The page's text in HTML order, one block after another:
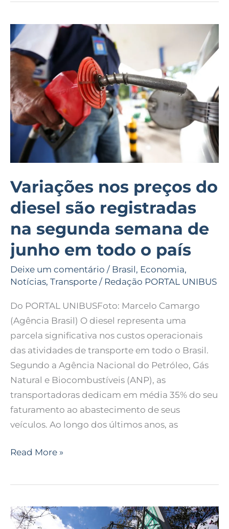
Variações nos preços do
diesel são registradas
na segunda semana de
junho em todo o país
Deixe um comentário / Brasil, Economia,
Notícias, Transporte / Redação PORTAL UNIBUS
Do PORTAL UNIBUSFoto: Marcelo Camargo
(Agência Brasil) O diesel representa uma
parcela significativa nos custos operacionais
das atividades de transporte em todo o Brasil.
Segundo a Agência Nacional do Petróleo, Gás
Natural e Biocombustíveis (ANP), as
transportadoras dedicam em média 35% do seu
faturamento ao abastecimento de seus
veículos. Ao longo dos últimos anos, as
Variações
nos
preços
do
diesel
são
registradas
na
segunda
semana
de
junho
em
todo
país
Read More »
Preço